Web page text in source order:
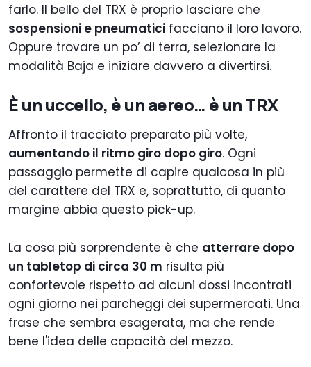
farlo. Il bello del TRX è proprio lasciare che
sospensioni e pneumatici facciano il loro lavoro.
Oppure trovare un po’ di terra, selezionare la
modalità Baja e iniziare davvero a divertirsi.
È un uccello, è un aereo… è un TRX
Affronto il tracciato preparato più volte,
aumentando il ritmo giro dopo giro. Ogni
passaggio permette di capire qualcosa in più
del carattere del TRX e, soprattutto, di quanto
margine abbia questo pick-up.
La cosa più sorprendente è che atterrare dopo
un tabletop di circa 30 m risulta più
confortevole rispetto ad alcuni dossi incontrati
ogni giorno nei parcheggi dei supermercati. Una
frase che sembra esagerata, ma che rende
bene l'idea delle capacità del mezzo.